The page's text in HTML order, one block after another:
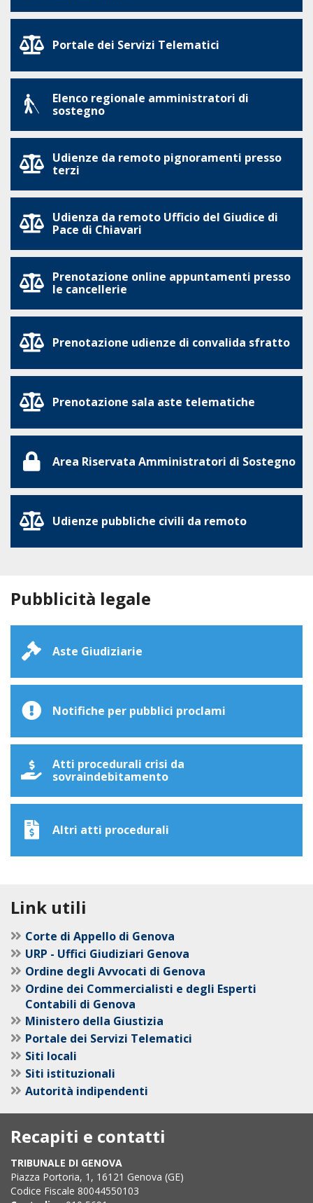
Portale dei Servizi Telematici
Elenco regionale amministratori di
sostegno
Udienze da remoto pignoramenti presso
terzi
Udienza da remoto Ufficio del Giudice di
Pace di Chiavari
Prenotazione online appuntamenti presso
le cancellerie
Prenotazione udienze di convalida sfratto
Prenotazione sala aste telematiche
Area Riservata Amministratori di Sostegno
Udienze pubbliche civili da remoto
Pubblicità legale
Aste Giudiziarie
Notifiche per pubblici proclami
Atti procedurali crisi da
sovraindebitamento
Altri atti procedurali
Link utili
Corte di Appello di Genova
URP - Uffici Giudiziari Genova
Ordine degli Avvocati di Genova
Ordine dei Commercialisti e degli Esperti
Contabili di Genova
Ministero della Giustizia
Portale dei Servizi Telematici
Siti locali
Siti istituzionali
Autorità indipendenti
Recapiti e contatti
TRIBUNALE DI GENOVA
Piazza Portoria, 1, 16121 Genova (GE)
Codice Fiscale 80044550103